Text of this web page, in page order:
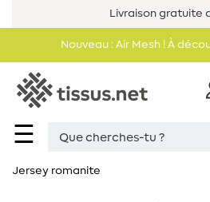
Livraison gratuite
Nouveau : Air Mesh ! À
☰
Jersey romanite